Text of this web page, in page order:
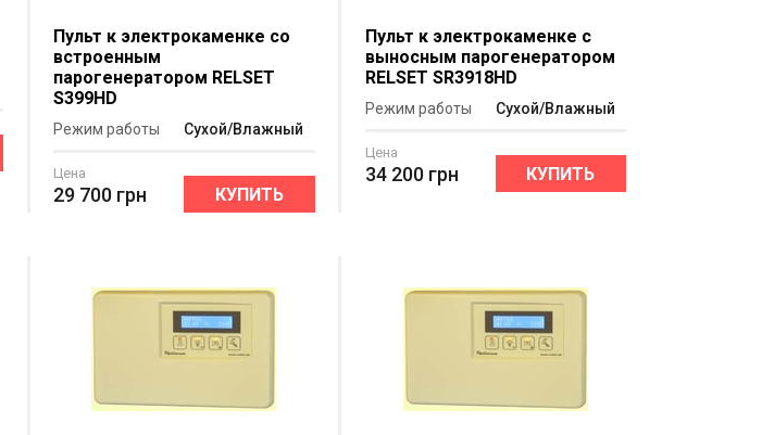
Пульт к электрокаменке со
встроенным
парогенератором RELSET
S399HD
Режим работы Сухой/Влажный
Цена
29 700 грн КУПИТЬ
Пульт к электрокаменке c
выносным парогенератором
RELSET SR3918HD
Режим работы Сухой/Влажный
Цена
34 200 грн КУПИТЬ